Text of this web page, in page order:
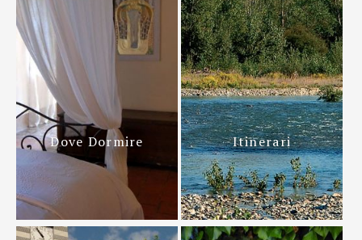
Dove Dormire Itinerari